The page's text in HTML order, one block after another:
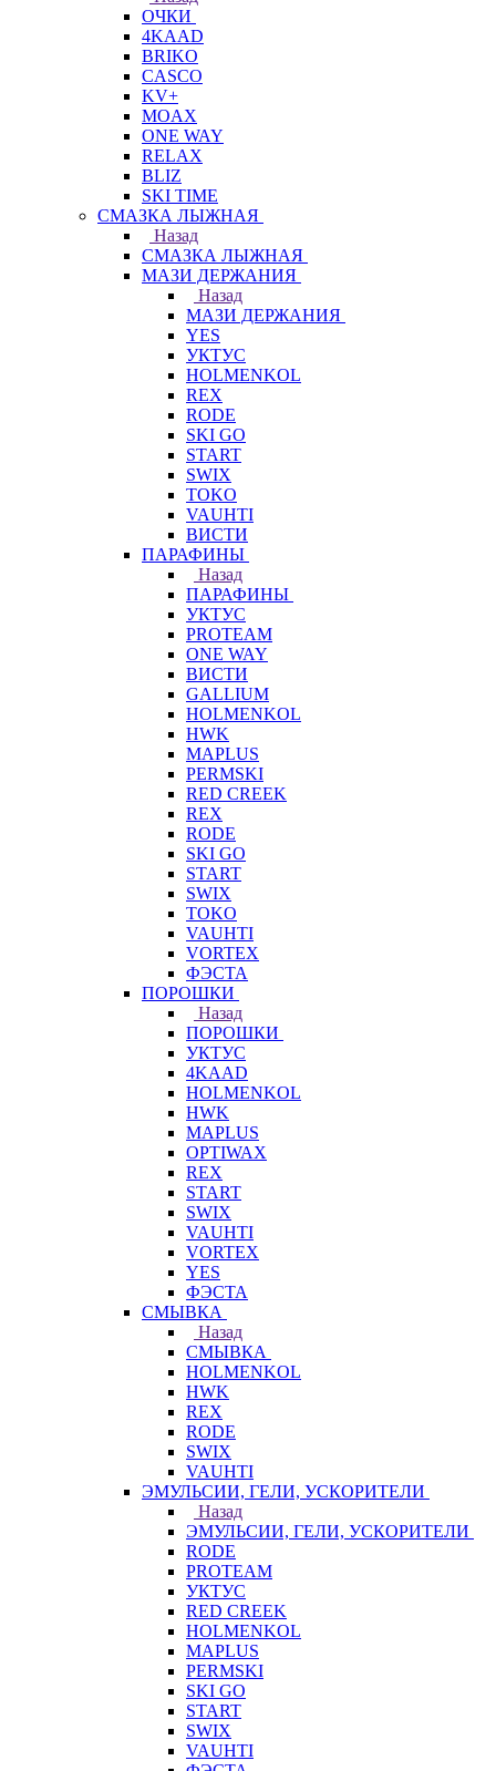
ОЧКИ
4KAAD
BRIKO
CASCO
KV+
MOAX
ONE WAY
RELAX
BLIZ
SKI TIME
СМАЗКА ЛЫЖНАЯ
Назад
СМАЗКА ЛЫЖНАЯ
МАЗИ ДЕРЖАНИЯ
Назад
МАЗИ ДЕРЖАНИЯ
YES
УКТУС
HOLMENKOL
REX
RODE
SKI GO
START
SWIX
TOKO
VAUHTI
ВИСТИ
ПАРАФИНЫ
Назад
ПАРАФИНЫ
УКТУС
PROTEAM
ONE WAY
ВИСТИ
GALLIUM
HOLMENKOL
HWK
MAPLUS
PERMSKI
RED CREEK
REX
RODE
SKI GO
START
SWIX
TOKO
VAUHTI
VORTEX
ФЭСТА
ПОРОШКИ
Назад
ПОРОШКИ
УКТУС
4KAAD
HOLMENKOL
HWK
MAPLUS
OPTIWAX
REX
START
SWIX
VAUHTI
VORTEX
YES
ФЭСТА
СМЫВКА
Назад
СМЫВКА
HOLMENKOL
HWK
REX
RODE
SWIX
VAUHTI
ЭМУЛЬСИИ, ГЕЛИ, УСКОРИТЕЛИ
Назад
ЭМУЛЬСИИ, ГЕЛИ, УСКОРИТЕЛИ
RODE
PROTEAM
УКТУС
RED CREEK
HOLMENKOL
MAPLUS
PERMSKI
SKI GO
START
SWIX
VAUHTI